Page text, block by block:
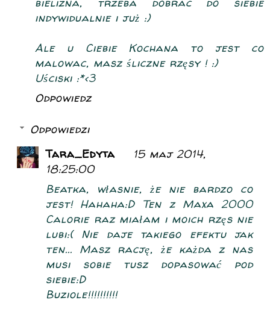
indywidualnie i już :)
Ale u Ciebie Kochana to jest co
malowac, masz śliczne rzęsy ! :)
Uściski :*<3
Odpowiedz
Odpowiedzi
Tara_Edyta
15 maj 2014,
18:25:00
Beatka, własnie, że nie bardzo co
jest! Hahaha:D Ten z Maxa 2000
Calorie raz miałam i moich rzęs nie
lubi:( Nie daje takiego efektu jak
ten... Masz rację, że każda z nas
musi sobie tusz dopasować pod
siebie:D
Buziole!!!!!!!!!!